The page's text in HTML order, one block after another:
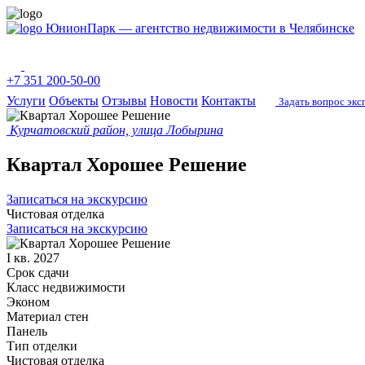
ЮнионПарк — агентство недвижимости в Челябинске
+7 351 200-50-00
Услуги Объекты Отзывы Новости Контакты Задать вопрос
Курчатовский район, улица Лобырина
Квартал Хорошее Решение
Записаться на экскурсию
Чистовая отделка
Записаться на экскурсию
I кв. 2027
Срок сдачи
Класс недвижимости
Эконом
Материал стен
Панель
Тип отделки
Чистовая отделка